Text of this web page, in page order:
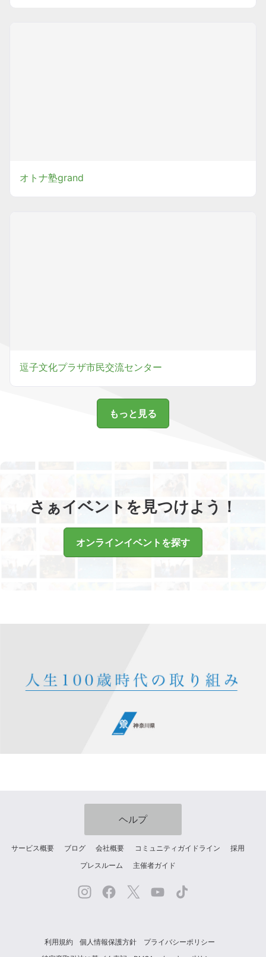
オトナ塾grand
逗子文化プラザ市民交流センター
もっと見る
さぁイベントを見つけよう！
オンラインイベントを探す
ヘルプ
サービス概要 ブログ 会社概要 コミュニティガイドライン 採用
プレスルーム 主催者ガイド
利用規約 個人情報保護方針 プライバシーポリシー